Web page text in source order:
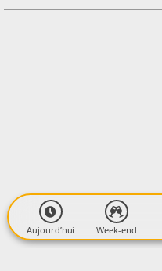
Contacter l'organisateur
Aujourd’hui Week-end